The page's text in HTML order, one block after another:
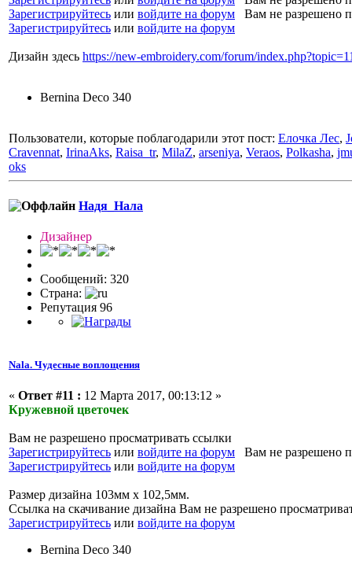
Зарегистрируйтесь или войдите на форум Вам не разрешено
Зарегистрируйтесь или войдите на форум
Дизайн здесь https://new-embroidery.com/forum/
Bernina Deco 340
Пользователи, которые поблагодарили этот пост: Елочка Лес,
Cravennat, IrinaAks, Raisa_tr, MilaZ, arseniya, Veraos, Polkasha,
oks
Надя_Нала
Дизайнер
Сообщений: 320
Страна:
Репутация 96
Nala. Чудесные воплощения
« Ответ #11 : 12 Марта 2017, 00:13:12 »
Кружевной цветочек
Вам не разрешено просматривать ссылки
Зарегистрируйтесь или войдите на форум Вам не разрешено
Зарегистрируйтесь или войдите на форум
Размер дизайна 103мм х 102,5мм.
Ссылка на скачивание дизайна Вам не разрешено
Зарегистрируйтесь или войдите на форум
Bernina Deco 340